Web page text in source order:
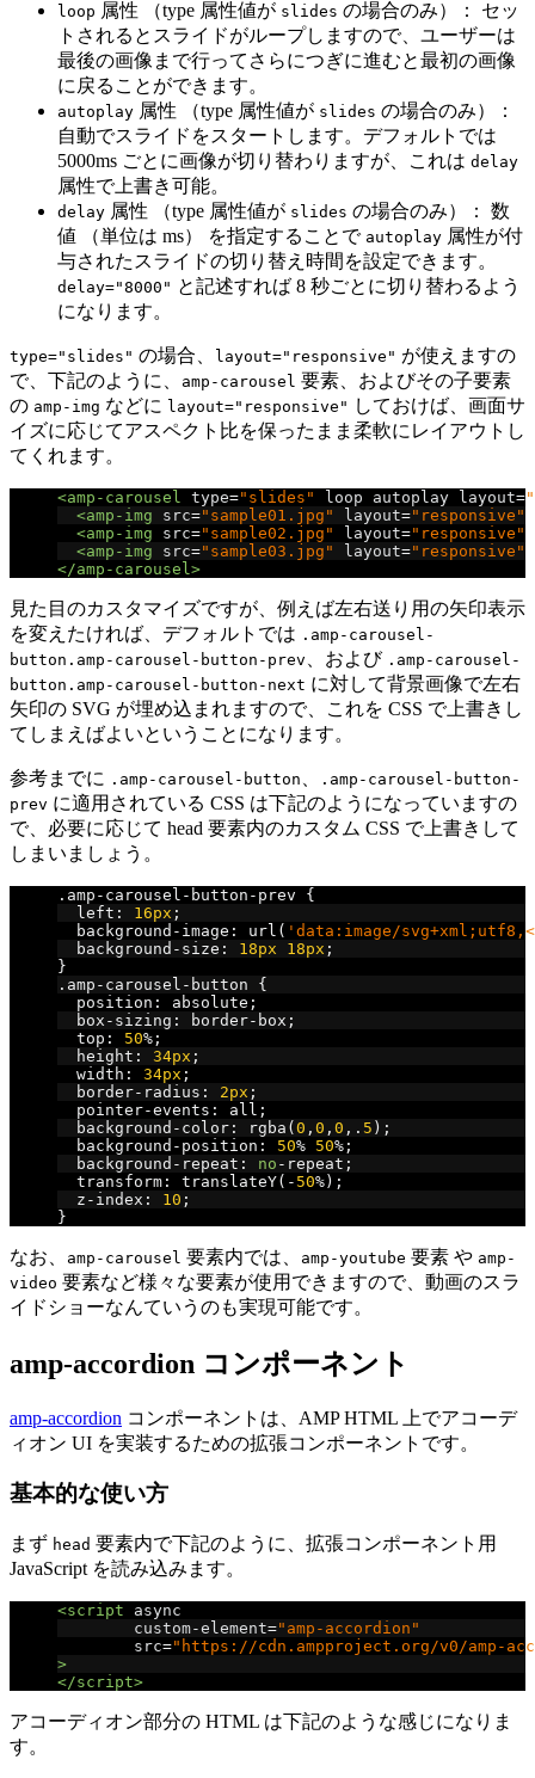
loop 属性 （type 属性値が slides の場合のみ）： セッ
トされるとスライドがループしますので、ユーザーは
最後の画像まで行ってさらにつぎに進むと最初の画像
に戻ることができます。
autoplay 属性 （type 属性値が slides の場合のみ）：
自動でスライドをスタートします。デフォルトでは
5000ms ごとに画像が切り替わりますが、これは delay
属性で上書き可能。
delay 属性 （type 属性値が slides の場合のみ）： 数
値 （単位は ms） を指定することで autoplay 属性が付
与されたスライドの切り替え時間を設定できます。
delay="8000" と記述すれば 8 秒ごとに切り替わるよう
になります。
type="slides" の場合、 layout="responsive" が使えますの
で、下記のように、
amp-carousel 要素、およびその子要素
の amp-img などに layout="responsive" しておけば、画面サ
イズに応じてアスペクト比を保ったまま柔軟にレイアウトし
てくれます。
<amp-carousel type="slides" loop autoplay layout=
<amp-img
src="sample01.jpg" layout="responsive"
<amp-img
src="sample02.jpg" layout="responsive"
<amp-img
src="sample03.jpg" layout="responsive"
</amp-carousel>
見た目のカスタマイズですが、例えば左右送り用の矢印表示
を変えたければ、デフォルトでは .amp-carousel-
button.amp-carousel-button-prev
、および .amp-carousel-
button.amp-carousel-button-next に対して背景画像で左右
矢印の SVG が埋め込まれますので、これを CSS で上書きし
てしまえばよいということになります。
参考までに .amp-carousel-button
.amp-carousel-button-
prev に適用されている CSS は下記のようになっていますの
で、必要に応じて head 要素内のカスタム CSS で上書きして
しまいましょう。
. amp - carousel - button - prev {
  left
: 16px ;
  background
- image : url ( 'data:image/
  background
- size : 18px 18px ;
}
. amp - carousel - button {
  position
: absolute ;
  box
- sizing : border- box ;
  top
: 50%;
  height
: 34px ;
  width
: 34px ;
  border
- radius : 2px ;
  pointer
-events : all ;
  background
- color : rgba ( 0 , 0 , 0 ,. 5 );
  background
- position : 50% 50%;
  background
- repeat : no - repeat ;
  transform
: translateY(- 50%);
  z
- index : 10 ;
}
なお、 amp-carousel 要素内では、 amp-youtube 要素 や amp-
video 要素など様々な要素が使用できますので、動画のスラ
イドショーなんていうのも実現可能です。
amp-accordion コンポーネント
amp-accordion コンポーネントは、AMP HTML 上でアコーデ
ィオン UI を実装するための拡張コンポーネントです。
基本的な使い方
まず head 要素内で下記のように、拡張コンポーネント用
JavaScript を読み込みます。
<script
async
custom-element="amp-accordion"
src="https://cdn.ampproject.org/v0/amp-
>
</script>
アコーディオン部分の HTML は下記のような感じになりま
す。